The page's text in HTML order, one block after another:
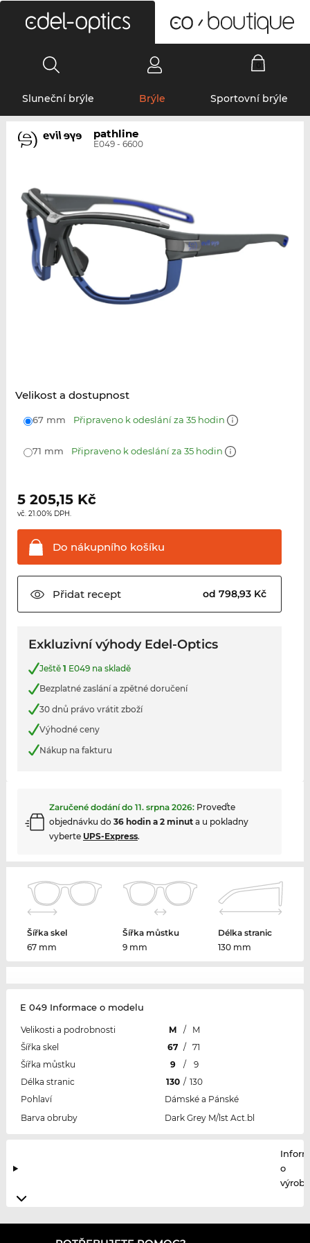
Sluneční brýle Brýle Sportovní brýle
pathline
E049 - 6600
Velikost a dostupnost
67 mm Připraveno k odeslání za 35 hodin
71 mm Připraveno k odeslání za 35 hodin
5 205,15Kč
vč. 21.00% DPH.
Do nákupního košíku
Přidatrecept od 798,93 Kč
Exkluzivní výhody Edel-Optics
Ještě 1 E049 na skladě
Bezplatné zaslání a zpětné doručení
30 dnů právo vrátit zboží
Výhodné ceny
Nákup na fakturu
Zaručené dodání do 11. srpna 2026: Proveďte
objednávku do 36 hodin a 2 minuta u pokladny
vyberte UPS-Express.
Šířka skel
67 mm
Šířka můstku
9 mm
Délka stranic
130 mm
E 049 Informace o modelu
Velikosti a podrobnosti M /
M
Šířka skel
67 /
71
Šířka můstku
9 /
9
Délka stranic
130 / 130
Pohlaví
Dámské a Pánské
Barva obruby
Dark Grey M/lst Act.bl
o